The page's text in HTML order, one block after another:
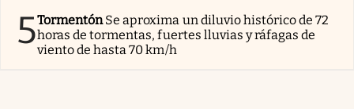
5TormentónSe aproxima un diluvio histórico de 72
horas de tormentas, fuertes lluvias y ráfagas de
viento de hasta 70 km/h